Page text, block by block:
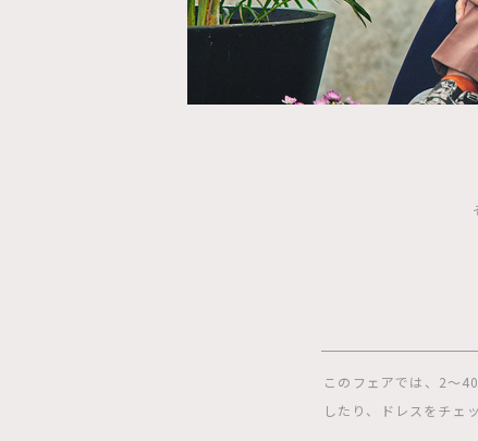
このフェアでは、2〜
したり、ドレスをチェ